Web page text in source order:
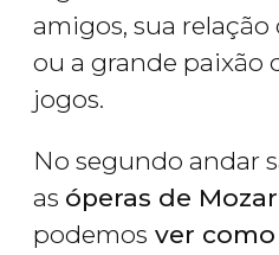
amigos, sua
ou a grande paixão
jogos.
No segundo andar
as óperas de
podemos ver